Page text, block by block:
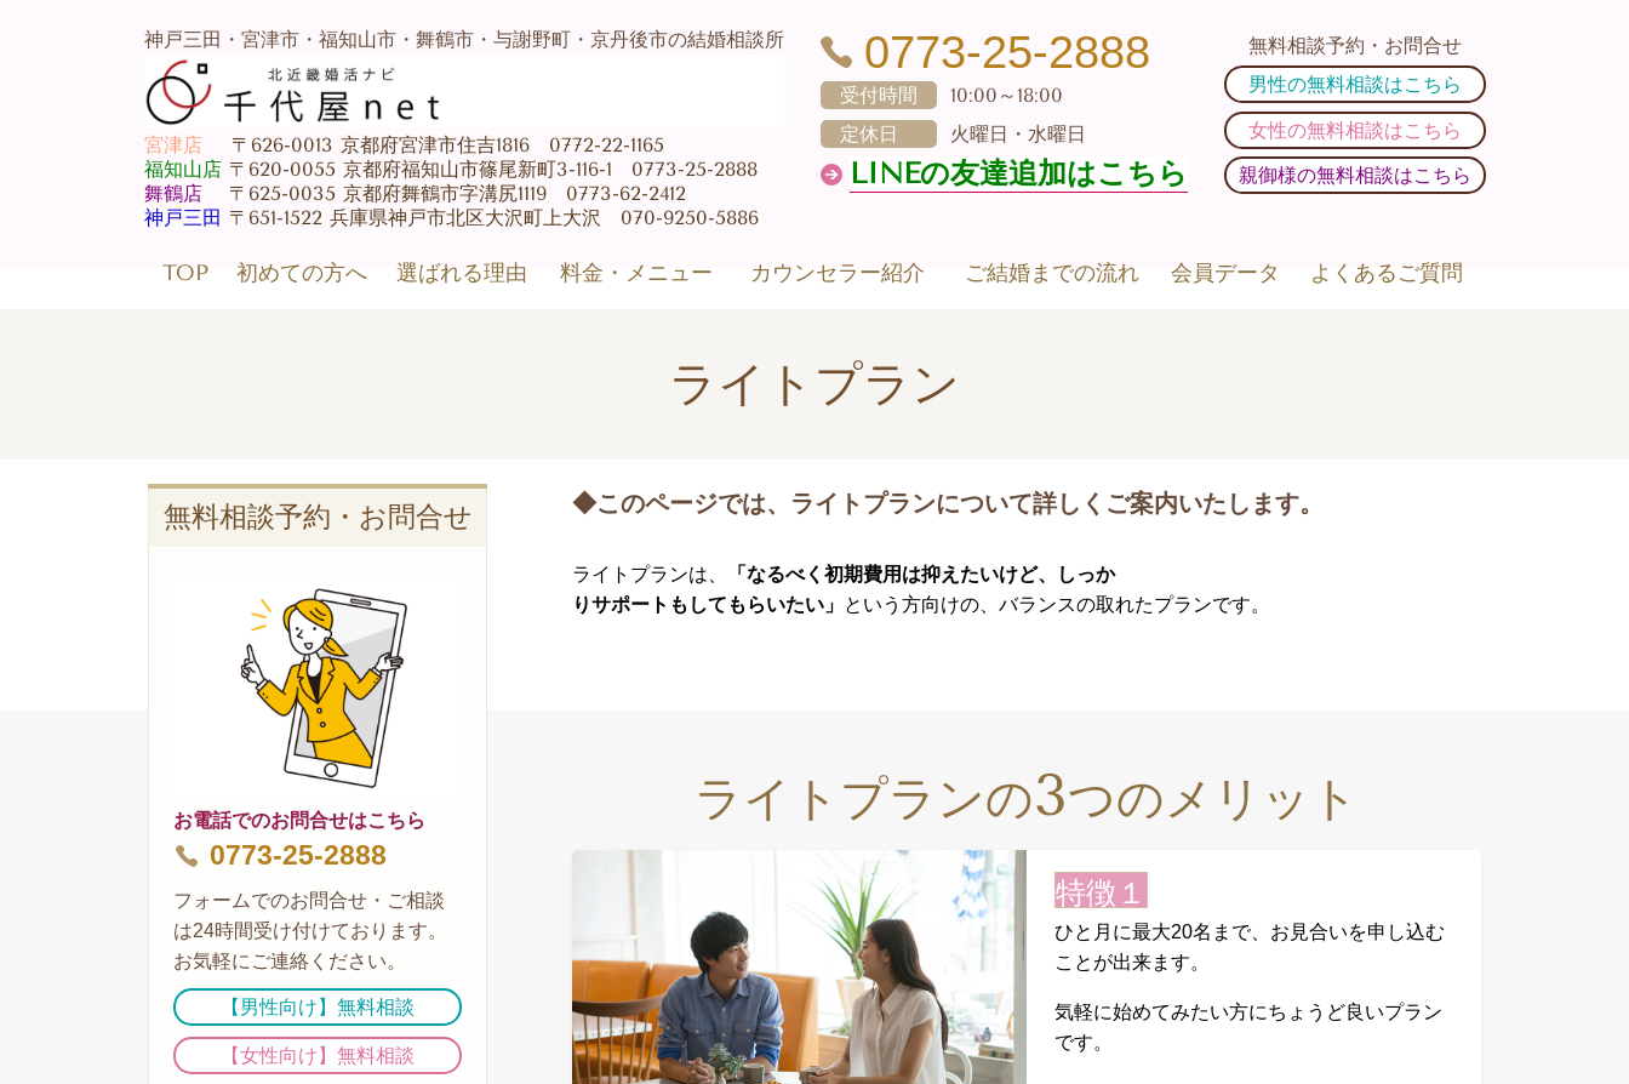
神戸三田・宮津市・福知山市・舞鶴市・与謝野町・京丹後市の結婚相談所
宮津店〒626-0013 京都府宮津市住吉1816 0772-22-1165
福知山店〒620-0055 京都府福知山市篠尾新町3-116-1 0773-25-2888
舞鶴店〒625-0035 京都府舞鶴市字溝尻1119 0773-62-2412
神戸三田 〒651-1522 兵庫県神戸市北区大沢町上大沢 070-9250-5886
0773-25-2888
受付時間
10:00～18:00
定休日
火曜日・水曜日
LINEの友達追加はこちら
無料相談予約・お問合せ
男性の無料相談はこちら
女性の無料相談はこちら
親御様の無料相談はこちら
TOP 初めての方へ 選ばれる理由 料金・メニュー カウンセラー紹介 ご結婚までの流れ 会員データ よくあるご質問
ライトプラン
◆このページでは、ライトプランについて詳しくご案内いたします。
ライトプランは、
「なるべく初期費用は抑えたいけど、しっか
りサポートもしてもらいたい」 という方向けの、バランスの取れたプランです。
ライトプランの3つのメリット
特徴１
ひと月に最大20名まで、お見合いを申し込む
ことが出来ます。
気軽に始めてみたい方にちょうど良いプラン
です。
無料相談予約・お問合せ
お電話でのお問合せはこちら
0773-25-2888
フォームでのお問合せ・ご相談
は24時間受け付けております。
お気軽にご連絡ください。
【男性向け】無料相談
【女性向け】無料相談